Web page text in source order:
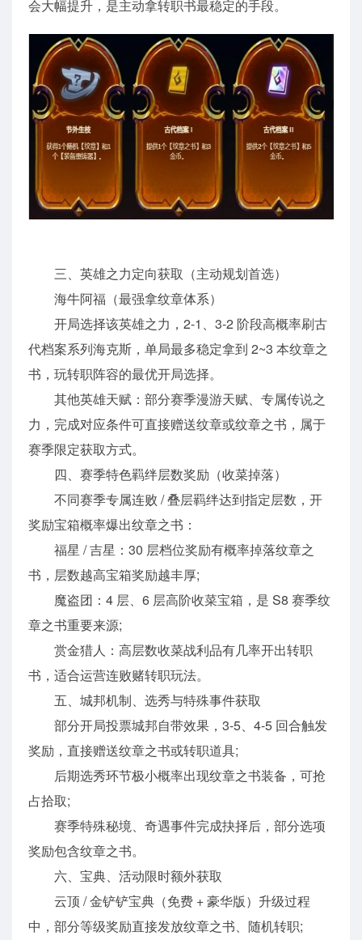
会大幅提升，是主动拿转职书最稳定的手段。
三、英雄之力定向获取（主动规划首选）
海牛阿福（最强拿纹章体系）
开局选择该英雄之力，2-1、3-2 阶段高概率刷古
代档案系列海克斯，单局最多稳定拿到 2~3 本纹章之
书，玩转职阵容的最优开局选择。
其他英雄天赋：部分赛季漫游天赋、专属传说之
力，完成对应条件可直接赠送纹章或纹章之书，属于
赛季限定获取方式。
四、赛季特色羁绊层数奖励（收菜掉落）
不同赛季专属连败 / 叠层羁绊达到指定层数，开
奖励宝箱概率爆出纹章之书：
福星 / 吉星：30 层档位奖励有概率掉落纹章之
书，层数越高宝箱奖励越丰厚;
魔盗团：4 层、6 层高阶收菜宝箱，是 S8 赛季纹
章之书重要来源;
赏金猎人：高层数收菜战利品有几率开出转职
书，适合运营连败赌转职玩法。
五、城邦机制、选秀与特殊事件获取
部分开局投票城邦自带效果，3-5、4-5 回合触发
奖励，直接赠送纹章之书或转职道具;
后期选秀环节极小概率出现纹章之书装备，可抢
占拾取;
赛季特殊秘境、奇遇事件完成抉择后，部分选项
奖励包含纹章之书。
六、宝典、活动限时额外获取
云顶 / 金铲铲宝典（免费 + 豪华版）升级过程
中，部分等级奖励直接发放纹章之书、随机转职;